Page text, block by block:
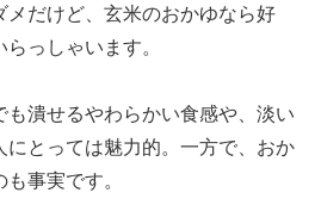
だけど、玄米のおかゆなら好
っしゃいます。
潰せるやわらかい食感や、淡い
にとっては魅力的。一方で、おか
事実です。